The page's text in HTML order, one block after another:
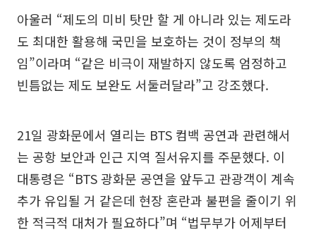
아울러 “제도의 미비 탓만 할 게 아니라 있는 제도라
도 최대한 활용해 국민을 보호하는 것이 정부의 책
임”이라며 “같은 비극이 재발하지 않도록 엄정하고
빈틈없는 제도 보완도 서둘러달라”고 강조했다.
21일 광화문에서 열리는 BTS 컴백 공연과 관련해서
는 공항 보안과 인근 지역 질서유지를 주문했다. 이
대통령은 “BTS 광화문 공연을 앞두고 관광객이 계속
추가 유입될 거 같은데 현장 혼란과 불편을 줄이기 위
한 적극적 대처가 필요하다”며 “법무부가 어제부터